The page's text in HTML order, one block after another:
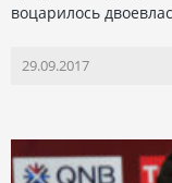
воцарилось
29.09.2017